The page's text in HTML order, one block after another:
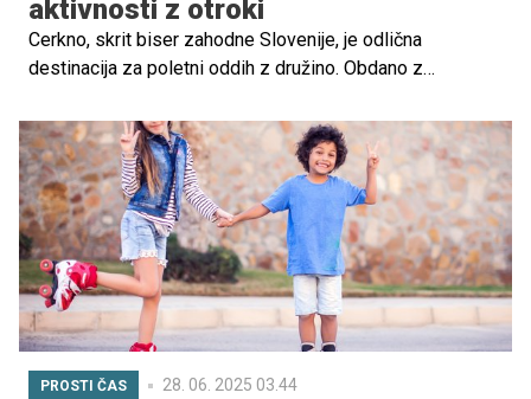
aktivnosti z otroki
Cerkno, skrit biser zahodne Slovenije, je odlična
destinacija za poletni oddih z družino. Obdano z
vse starosti.
PROSTI ČAS 28. 06. 2025 03.44